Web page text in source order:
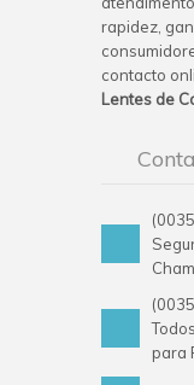
rapidez,
contacto
Lentes de
para